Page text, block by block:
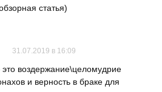
статья)
31.07.2019 в 16:09
воздержание\целомудрие
и верность в браке для